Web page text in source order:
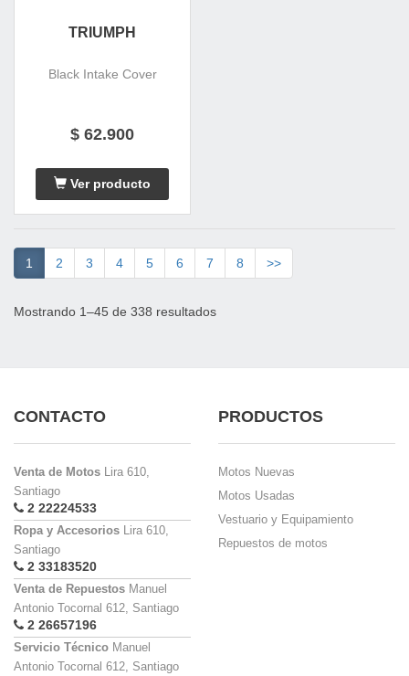
TRIUMPH
Black Intake Cover
$ 62.900
Ver producto
1 2 3 4 5 6 7 8 >>
Mostrando 1–45 de 338 resultados
CONTACTO
Venta de Motos Lira 610,
Santiago
2 22224533
Ropa y Accesorios Lira 610,
Santiago
2 33183520
Venta de Repuestos Manuel
Antonio Tocornal 612, Santiago
2 26657196
Servicio Técnico Manuel
Antonio Tocornal 612, Santiago
PRODUCTOS
Motos Nuevas
Motos Usadas
Vestuario y Equipamiento
Repuestos de motos